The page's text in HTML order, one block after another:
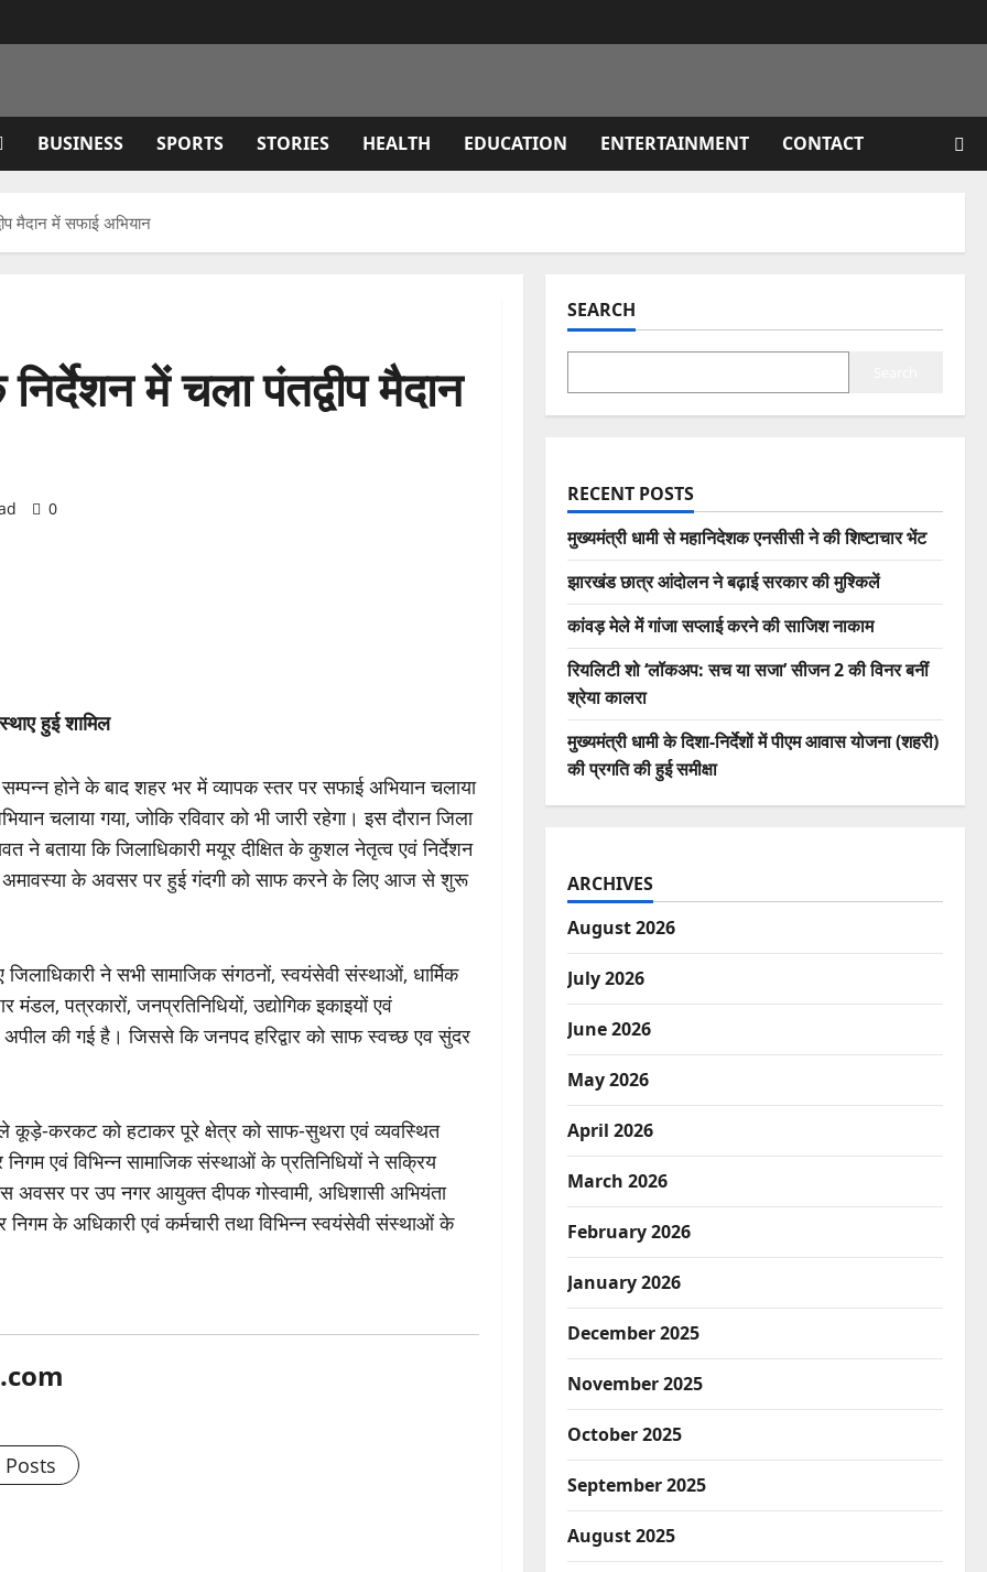
BUSINESS SPORTS STORIES HEALTH EDUCATION ENTERTAINMENT CONTACT
मैदान में सफाई अभियान
में चला पंतद्वीप मैदान
0
हुईशामिल
सम्पन्न होने के बाद शहर भर में व्यापक स्तर पर सफाई अभियान चलाया
चलाया गया, जोकि रविवार को भी जारी रहेगा। इस दौरान जिला
ने बताया कि जिलाधिकारी मयूर दीक्षित के कुशल नेतृत्व एवं निर्देशन
अमावस्या के अवसर पर हुई गंदगी को साफ करने के लिए आज से शुरू
ने सभी सामाजिक संगठनों, स्वयंसेवी संस्थाओं, धार्मिक
पत्रकारों, जनप्रतिनिधियों, उद्योगिक इकाइयों एवं
की गई है। जिससे कि जनपद हरिद्वार को साफ स्वच्छ एव सुंदर
कूड़े-करकट को हटाकर पूरे क्षेत्र को साफ-सुथरा एवं व्यवस्थित
एवं विभिन्न सामाजिक संस्थाओं के प्रतिनिधियों ने सक्रिय
अवसर पर उप नगर आयुक्त दीपक गोस्वामी, अधिशासी अभियंता
के अधिकारी एवं कर्मचारी तथा विभिन्न स्वयंसेवी संस्थाओं के
SEARCH
RECENT POSTS
मुख्यमंत्री धामी से महानिदेशक एनसीसी ने की शिष्टाचार भेंट
झारखंड छात्र आंदोलन ने बढ़ाई सरकार की मुश्किलें
कांवड़ मेले में गांजा सप्लाई करने की साजिश नाकाम
रियलिटी शो ‘लॉकअप: सच या सजा’ सीजन 2 की विनर बनीं
श्रेया कालरा
मुख्यमंत्री धामी के दिशा-निर्देशों में पीएम आवास योजना (शहरी)
की प्रगति की हुई समीक्षा
ARCHIVES
August 2026
July 2026
June 2026
May 2026
April 2026
March 2026
February 2026
January 2026
December 2025
November 2025
October 2025
September 2025
August 2025